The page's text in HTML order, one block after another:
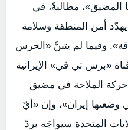
المضيق»، مطالبةً، في
أمن المنطقة وسلامة
وفيما لم يتبنَّ «الحرس
«برس تي في» الإيرانية
الملاحة في مضيق
وضعتها إيران»، وإن «أيّ
المتحدة سيواجَه بردّ